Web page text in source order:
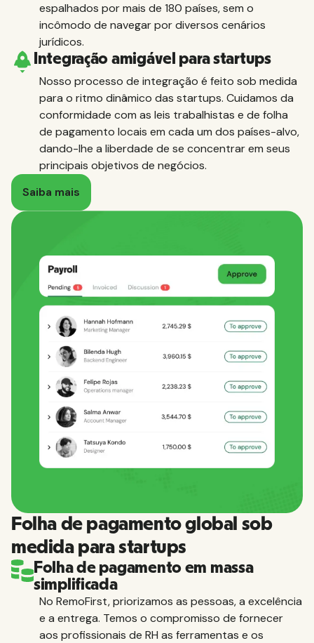
espalhados por mais de 180 países, sem o
incômodo de navegar por diversos cenários
jurídicos.
Integração amigável para startups
Nosso processo de integração é feito sob medida
para o ritmo dinâmico das startups. Cuidamos da
conformidade com as leis trabalhistas e de folha
de pagamento locais em cada um dos países-alvo,
dando-lhe a liberdade de se concentrar em seus
principais objetivos de negócios.
Saiba mais
Folha de pagamento global sob
medida para startups
Folha de pagamento em massa
simplificada
No RemoFirst, priorizamos as pessoas, a excelência
e a entrega. Temos o compromisso de fornecer
aos profissionais de RH as ferramentas e os